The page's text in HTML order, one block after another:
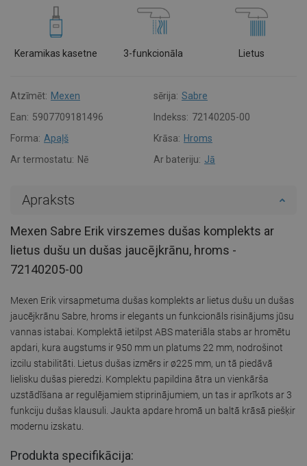
Keramikas kasetne 3-funkcionāla Lietus
Atzīmēt: Mexen sērija: Sabre
Ean: 5907709181496 Indekss: 72140205-00
Forma: Apaļš Krāsa: Hroms
Ar termostatu: Nē Ar bateriju: Jā
Apraksts
Mexen Sabre Erik virszemes dušas komplekts ar
lietus dušu un dušas jaucējkrānu, hroms -
72140205-00
Mexen Erik virsapmetuma dušas komplekts ar lietus dušu un dušas
jaucējkrānu Sabre, hroms ir elegants un funkcionāls risinājums jūsu
vannas istabai. Komplektā ietilpst ABS materiāla stabs ar hromētu
apdari, kura augstums ir 950 mm un platums 22 mm, nodrošinot
izcilu stabilitāti. Lietus dušas izmērs ir ø225 mm, un tā piedāvā
lielisku dušas pieredzi. Komplektu papildina ātra un vienkārša
uzstādīšana ar regulējamiem stiprinājumiem, un tas ir aprīkots ar 3
funkciju dušas klausuli. Jaukta apdare hromā un baltā krāsā piešķir
modernu izskatu.
Produkta specifikācija: